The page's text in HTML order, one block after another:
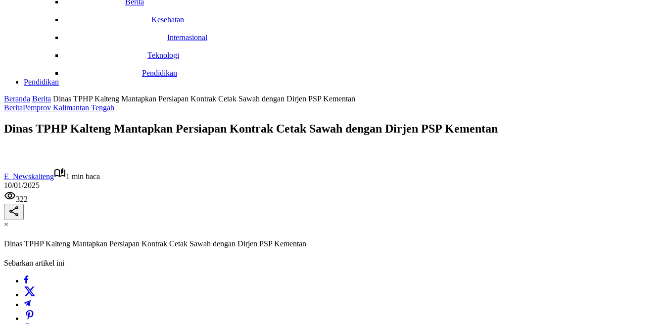
Berita
Kesehatan
Internasional
Teknologi
Pendidikan
Pendidikan
Beranda Berita Dinas TPHP Kalteng Mantapkan Persiapan Kontrak Cetak Sawah dengan Dirjen PSP Kementan
BeritaPemprov Kalimantan Tengah
Dinas TPHP Kalteng Mantapkan Persiapan Kontrak Cetak Sawah dengan Dirjen PSP Kementan
E_Newskalteng
1 min baca
10/01/2025
322
×
Dinas TPHP Kalteng Mantapkan Persiapan Kontrak Cetak Sawah dengan Dirjen PSP Kementan
Sebarkan artikel ini